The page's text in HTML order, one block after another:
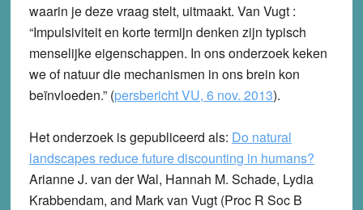
waarin je deze vraag stelt, uitmaakt. Van Vugt :
“Impulsiviteit en korte termijn denken zijn typisch
menselijke eigenschappen. In ons onderzoek keken
we of natuur die mechanismen in ons brein kon
beïnvloeden.” (persbericht VU, 6 nov. 2013).
Het onderzoek is gepubliceerd als: Do natural
landscapes reduce future discounting in humans?
Arianne J. van der Wal, Hannah M. Schade, Lydia
Krabbendam, and Mark van Vugt (Proc R Soc B